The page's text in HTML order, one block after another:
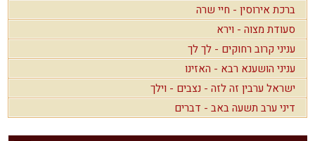
ברכת אירוסין - חיי שרה
סעודת מצוה - וירא
עניני קרוב רחוקים - לך לך
עניני הושענא רבא - האזינו
ישראל ערבין זה לזה - נצבים - וילך
דיני ערב תשעה באב - דברים